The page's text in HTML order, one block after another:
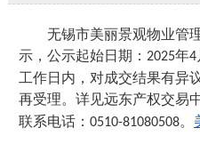
无锡市美丽景观物业管
示，公示起始日期： 2025年4
工作日内，对成交结果有异
再受理。详见远东产权交易
联系电话： 0510-81080508。